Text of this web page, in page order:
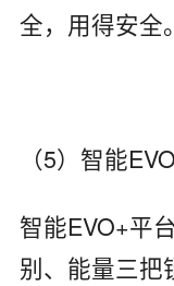
全，用得安全。
（5）智能
智能EVO+平
别、能量三把